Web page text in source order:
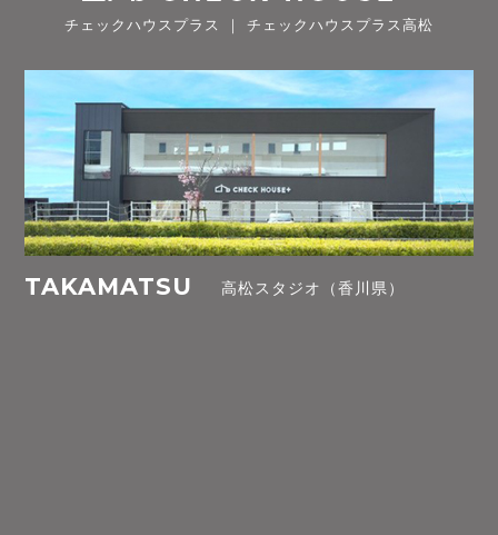
チェックハウスプラス ｜ チェックハウスプラス高松
TAKAMATSU 高松スタジオ（香川県）